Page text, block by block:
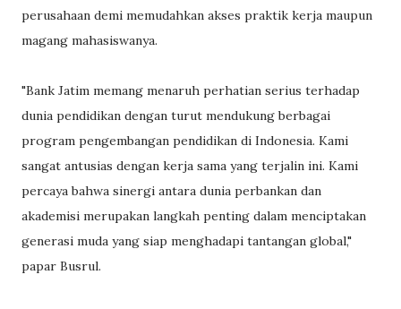
perusahaan demi memudahkan akses praktik kerja maupun
magang mahasiswanya.
"Bank Jatim memang menaruh perhatian serius terhadap
dunia pendidikan dengan turut mendukung berbagai
program pengembangan pendidikan di Indonesia. Kami
sangat antusias dengan kerja sama yang terjalin ini. Kami
percaya bahwa sinergi antara dunia perbankan dan
akademisi merupakan langkah penting dalam menciptakan
generasi muda yang siap menghadapi tantangan global,"
papar Busrul.